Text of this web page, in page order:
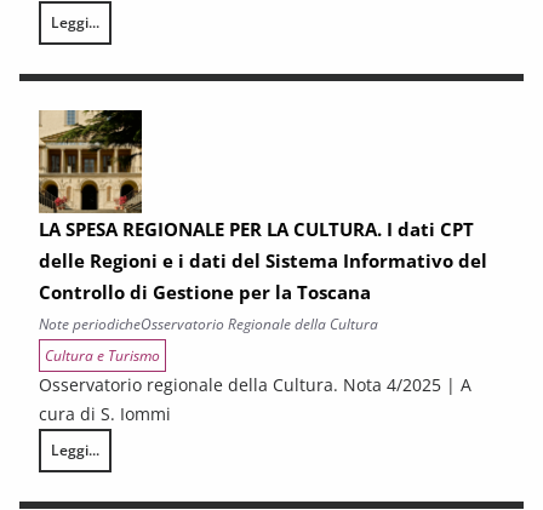
Leggi...
GLI INTERVENTI DI WELFARE CULTURALE IN CARCERE. I risultati di
LA SPESA REGIONALE PER LA CULTURA. I dati CPT
delle Regioni e i dati del Sistema Informativo del
Controllo di Gestione per la Toscana
Note periodicheOsservatorio Regionale della Cultura
Cultura e Turismo
Osservatorio regionale della Cultura. Nota 4/2025 | A
cura di S. Iommi
Leggi...
LA SPESA REGIONALE PER LA CULTURA. I dati CPT delle Regioni e